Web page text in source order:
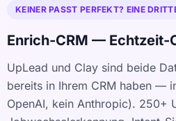
KEINER PASST PERFEKT? EINE
Enrich-CRM — Echtzeit-
UpLead und Clay sind beide
bereits in Ihrem CRM haben —
OpenAI, kein Anthropic). 250+